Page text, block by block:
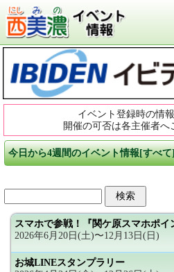
イベント登録時の情
開催の可否は各主催者へ
今日から4週間のイベント情報[す
スマホで参戦！『関ケ原スマホポイ
2026年6月20日(土)〜12月13日(日)
お城LINEスタンプラリー